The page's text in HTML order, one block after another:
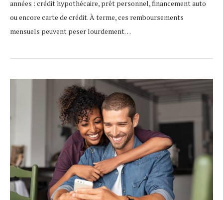
années : crédit hypothécaire, prêt personnel, financement auto
ou encore carte de crédit. À terme, ces remboursements
mensuels peuvent peser lourdement…